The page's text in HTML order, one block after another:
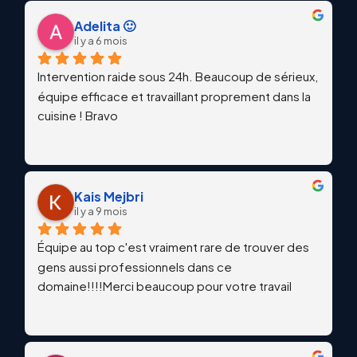
Adelita 🙂
il y a 6 mois
Intervention raide sous 24h. Beaucoup de sérieux,
équipe efficace et travaillant proprement dans la
cuisine ! Bravo
Kais Mejbri
il y a 9 mois
Équipe au top c'est vraiment rare de trouver des
gens aussi professionnels dans ce
domaine!!!!Merci beaucoup pour votre travail